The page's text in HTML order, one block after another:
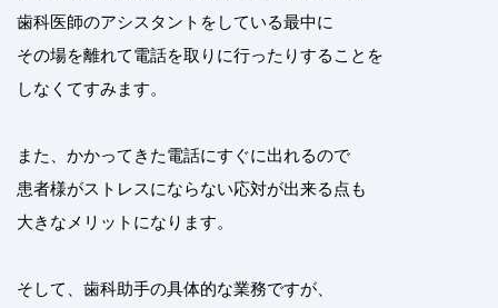
歯科医師のアシスタントをしている最中に
その場を離れて電話を取りに行ったりすることを
しなくてすみます。
また、かかってきた電話にすぐに出れるので
患者様がストレスにならない応対が出来る点も
大きなメリットになります。
そして、歯科助手の具体的な業務ですが、